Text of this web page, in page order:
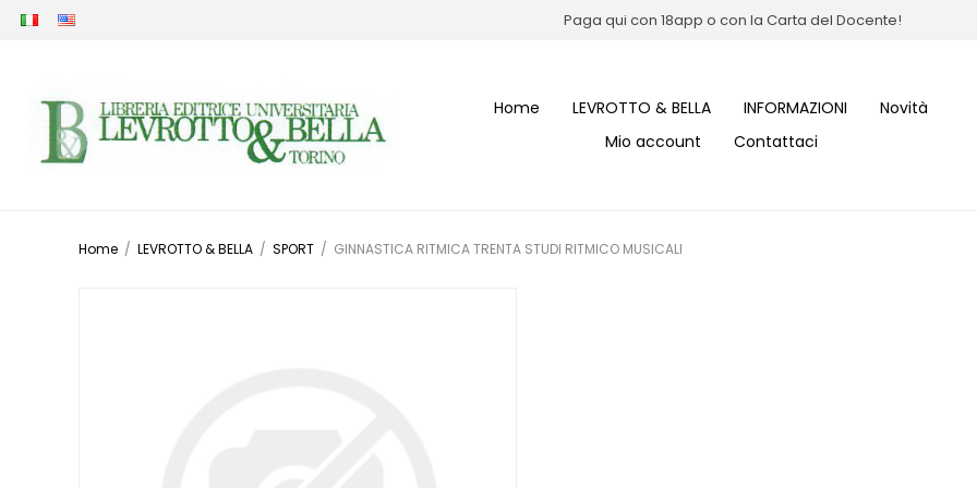
Paga qui con 18app o con la Carta del Docente!
Home LEVROTTO & BELLA INFORMAZIONI
Novità
Mio account
Contattaci
Home / LEVROTTO & BELLA / SPORT / GINNASTICA RITMICA TRENTA STUDI RITMICO MUSICALI